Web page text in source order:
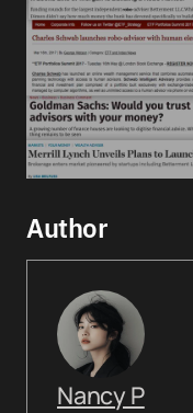
Author
Nancy P